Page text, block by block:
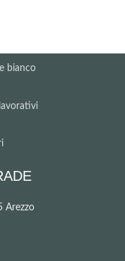
Arezzo